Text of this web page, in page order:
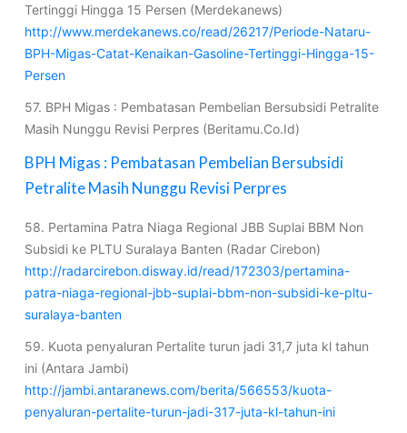
Tertinggi Hingga 15 Persen (Merdekanews)
http://www.merdekanews.co/read/26217/Periode-Nataru-
BPH-Migas-Catat-Kenaikan-Gasoline-Tertinggi-Hingga-15-
Persen
57. BPH Migas : Pembatasan Pembelian Bersubsidi Petralite
Masih Nunggu Revisi Perpres (Beritamu.Co.Id)
BPH Migas : Pembatasan Pembelian Bersubsidi
Petralite Masih Nunggu Revisi Perpres
58. Pertamina Patra Niaga Regional JBB Suplai BBM Non
Subsidi ke PLTU Suralaya Banten (Radar Cirebon)
http://radarcirebon.disway.id/read/172303/pertamina-
patra-niaga-regional-jbb-suplai-bbm-non-subsidi-ke-pltu-
suralaya-banten
59. Kuota penyaluran Pertalite turun jadi 31,7 juta kl tahun
ini (Antara Jambi)
http://jambi.antaranews.com/berita/566553/kuota-
penyaluran-pertalite-turun-jadi-317-juta-kl-tahun-ini